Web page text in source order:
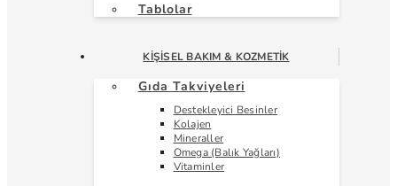
Tablolar
KIŞISEL BAKIM & KOZMETIK
Gıda Takviyeleri
Destekleyici Besinler
Kolajen
Mineraller
Omega (Balık Yağları)
Vitaminler